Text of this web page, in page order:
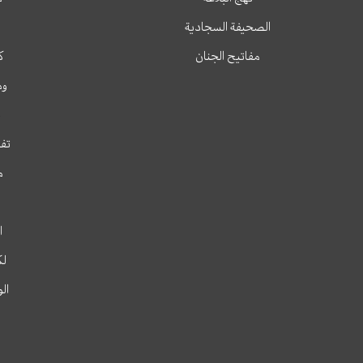
الصحيفة السجادية
مفاتيح الجنان